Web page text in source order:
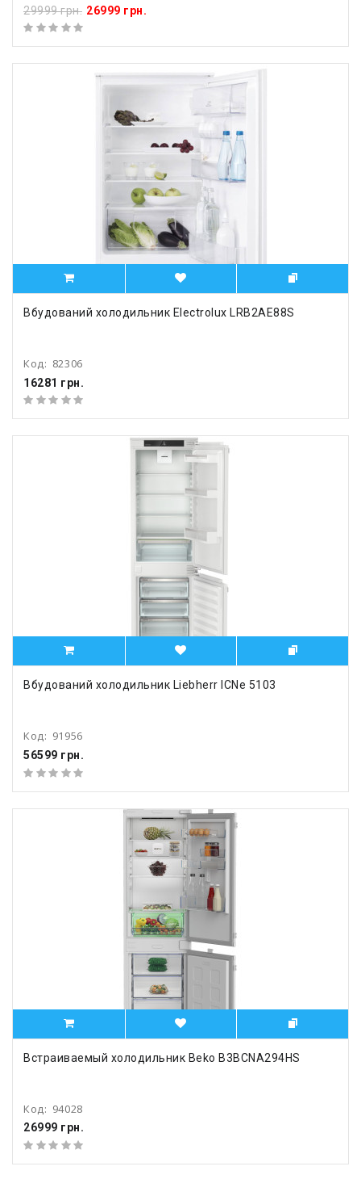
29999 грн. 26999 грн.
Вбудований холодильник Electrolux LRB2AE88S
Код: 82306
16281 грн.
Вбудований холодильник Liebherr ICNe 5103
Код: 91956
56599 грн.
Встраиваемый холодильник Beko B3BCNA294HS
Код: 94028
26999 грн.